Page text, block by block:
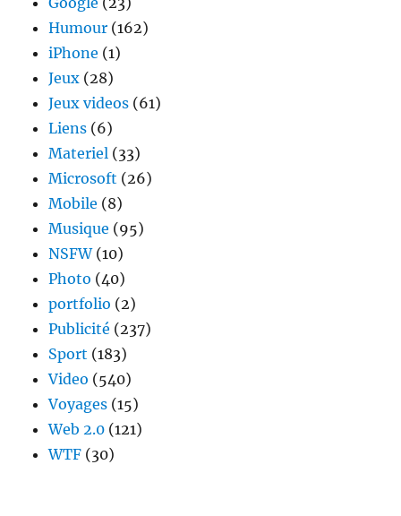
Humour (162)
iPhone (1)
Jeux (28)
Jeux videos (61)
Liens (6)
Materiel (33)
Microsoft (26)
Mobile (8)
Musique (95)
NSFW(10)
Photo (40)
portfolio (2)
Publicité (237)
Sport (183)
Video (540)
Voyages (15)
Web 2.0 (121)
WTF (30)